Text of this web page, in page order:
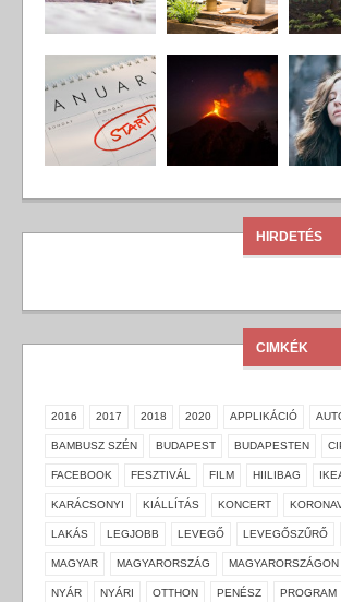
HIRDETÉS
CIMKÉK
2016 2017 2018 2020 APPLIKÁCIÓ
BAMBUSZ SZÉN BUDAPEST BUDAPESTEN
FACEBOOK FESZTIVÁL FILM HIILIBAG
KARÁCSONYI KIÁLLÍTÁS KONCERT
LAKÁS LEGJOBB LEVEGŐ LEVEGŐSZŰRŐ
MAGYAR MAGYARORSZÁG MAGYARORSZÁGON
NYÁR NYÁRI OTTHON PENÉSZ PROGRAM